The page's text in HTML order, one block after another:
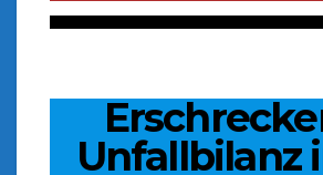
Unfallbilanz